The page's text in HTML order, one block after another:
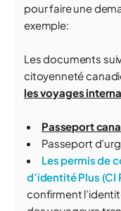
pour faire une
exemple:
Les documents
citoyenneté
les voyages
Passeport
Passeport
Les permis de
d’identité Plus (CI
confirment